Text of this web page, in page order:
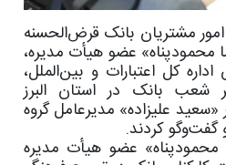
مشتریان بانک قرض‌الحسنه
محمودپناه» عضو هیأت مدیره،
کل اعتبارات و بین‌الملل،
شعب بانک در استان البرز
علیزاده» مدیرعامل گروه
گفت‌وگو کردند.
عضو هیأت مدیره